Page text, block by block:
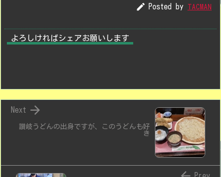
 Posted by TACMAN
よろしければシェアお願いします
讃岐うどんの出身ですが、このうどんも好
き

Next
Prev